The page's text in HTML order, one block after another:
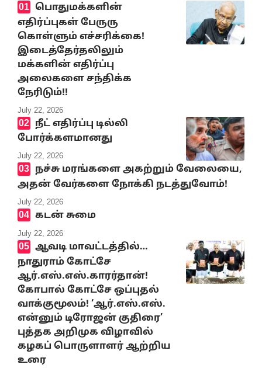
பொதுமக்களின்
எதிர்ப்புகள் பேருரு
கொள்ளும் எச்சரிக்கை!
இடைத்தேர்தலிலும்
மக்களின் எதிர்ப்பு
அலைகளை சந்திக்க
நேரிடும்!!
July 22, 2026
நீட் எதிர்ப்பு டில்லி
போர்க்களமானது
July 22, 2026
நச்சு மரங்களை அகற்றும் வேலையை,
அதன் வேர்களை நோக்கி நடத்துவோம்!
July 22, 2026
கடன் சுமை
July 22, 2026
ஆவடி மாவட்டத்தில்…
நாதுராம் கோட்சே
ஆர்.எஸ்.எஸ்.காரர்தான்!
கோபால் கோட்சே ஒப்புதல்
வாக்குமூலம்! ‘ஆர்.எஸ்.எஸ்.
என்னும் டிரோஜன் குதிரை’
புத்தக அறிமுக விழாவில்
கழகப் பொருளாளர் ஆற்றிய
உரை